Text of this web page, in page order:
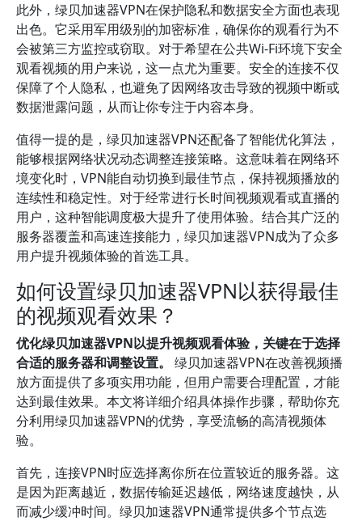
此外，绿贝加速器VPN在保护隐私和数据安全方面也表现
出色。它采用军用级别的加密标准，确保你的观看行为不
会被第三方监控或窃取。对于希望在公共Wi-Fi环境下安全
观看视频的用户来说，这一点尤为重要。安全的连接不仅
保障了个人隐私，也避免了因网络攻击导致的视频中断或
数据泄露问题，从而让你专注于内容本身。
值得一提的是，绿贝加速器VPN还配备了智能优化算法，
能够根据网络状况动态调整连接策略。这意味着在网络环
境变化时，VPN能自动切换到最佳节点，保持视频播放的
连续性和稳定性。对于经常进行长时间视频观看或直播的
用户，这种智能调度极大提升了使用体验。结合其广泛的
服务器覆盖和高速连接能力，绿贝加速器VPN成为了众多
用户提升视频体验的首选工具。
如何设置绿贝加速器VPN以获得最佳
的视频观看效果？
优化绿贝加速器VPN以提升视频观看体验，关键在于选择
合适的服务器和调整设置。
绿贝加速器VPN在改善视频播
放方面提供了多项实用功能，但用户需要合理配置，才能
达到最佳效果。本文将详细介绍具体操作步骤，帮助你充
分利用绿贝加速器VPN的优势，享受流畅的高清视频体
验。
首先，连接VPN时应选择离你所在位置较近的服务器。这
是因为距离越近，数据传输延迟越低，网络速度越快，从
而减少缓冲时间。绿贝加速器VPN通常提供多个节点选